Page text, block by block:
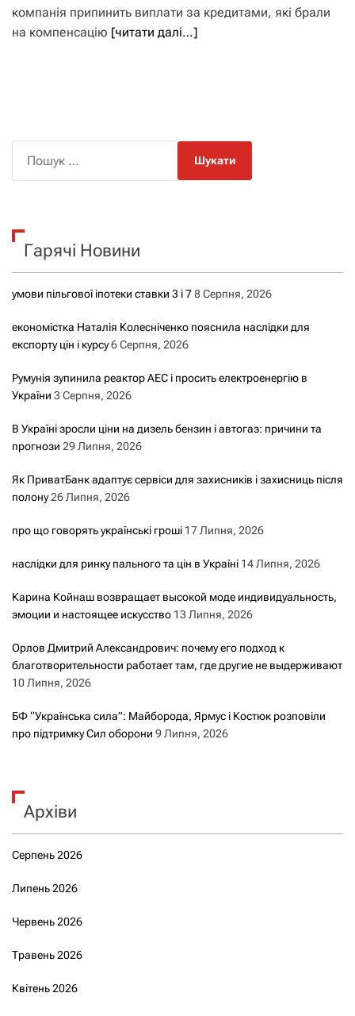
компанія припинить виплати за кредитами, які брали
на компенсацію [читати далі…]
к
Гарячі Новини
умови пільгової іпотеки ставки 3 і 78 Серпня, 2026
економістка Наталія Колесніченко пояснила наслідки для
експорту цін і курсу6 Серпня, 2026
Румунія зупинила реактор АЕС і просить електроенергію в
України 3 Серпня, 2026
В Україні зросли ціни на дизель бензин і автогаз: причини та
прогнози 29 Липня, 2026
Як ПриватБанк адаптує сервіси для захисників і захисниць після
полону26 Липня, 2026
про що говорять українські гроші 17 Липня, 2026
наслідки для ринку пального та цін в Україні 14 Липня, 2026
Карина Койнаш возвращает высокой моде индивидуальность,
эмоции и настоящее искусство 13 Липня, 2026
Орлов Дмитрий Александрович: почему его подход к
благотворительности работает там, где другие не выдерживают
10 Липня, 2026
БФ “Українська сила”: Майборода, Ярмус і Костюк розповіли
про підтримку Сил оборони 9 Липня, 2026
Архіви
Серпень 2026
Липень 2026
Червень 2026
Травень 2026
Квітень 2026